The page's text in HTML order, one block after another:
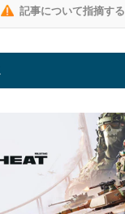
記事について指摘する